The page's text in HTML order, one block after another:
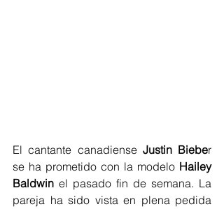
El cantante canadiense Justin Bieber
se ha prometido con la modelo Hailey
Baldwin el pasado fin de semana. La
pareja ha sido vista en plena pedida